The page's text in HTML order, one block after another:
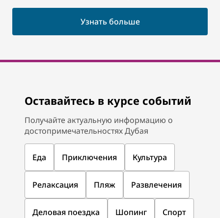
Узнать больше
Оставайтесь в курсе событий
Получайте актуальную информацию о
достопримечательностях Дубая
Еда Приключения Культура
Релаксация Пляж Развлечения
Деловая поездка Шопинг Спорт